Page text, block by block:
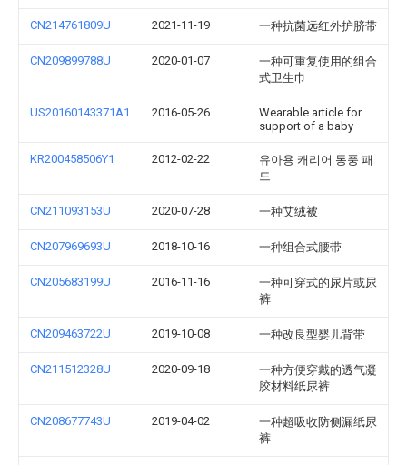
CN214761809U 2021-11-19 一种抗菌远红外护脐带
CN209899788U 2020-01-07
一种可重复使用的组合
式卫生巾
US20160143371A1 2016-05-26
Wearable article for
support of a baby
KR200458506Y1 2012-02-22
유아용 캐리어 통풍 패
드
CN211093153U 2020-07-28 一种艾绒被
CN207969693U 2018-10-16 一种组合式腰带
CN205683199U 2016-11-16
一种可穿式的尿片或尿
裤
CN209463722U 2019-10-08 一种改良型婴儿背带
CN211512328U 2020-09-18
一种方便穿戴的透气凝
胶材料纸尿裤
CN208677743U 2019-04-02
一种超吸收防侧漏纸尿
裤